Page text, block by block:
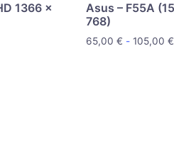
1366 x
Asus – F55A
768)
65,00€ - 105,00€